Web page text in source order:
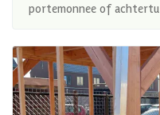
portemonnee of